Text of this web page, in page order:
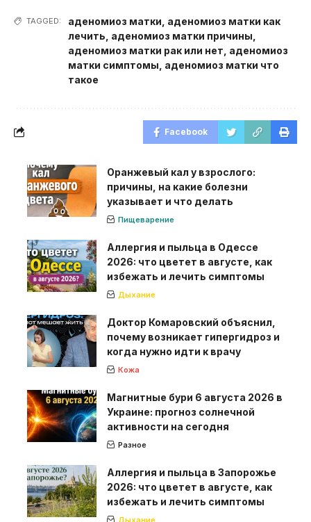
TAGGED: аденомиоз матки аденомиоз матки как
лечить аденомиоз матки причины
аденомиоз матки рак или нет аденомиоз
матки симптомы аденомиоз матки что
такое
Facebook
Оранжевый кал у взрослого:
причины, на какие болезни
указывает и что делать
Пищеварение
Аллергия и пыльца в Одессе
2026: что цветет в августе, как
избежать и лечить симптомы
Дыхание
Доктор Комаровский объяснил,
почему возникает гипергидроз и
когда нужно идти к врачу
Кожа
Магнитные бури 6 августа 2026 в
Украине: прогноз солнечной
активности на сегодня
Разное
Аллергия и пыльца в Запорожье
2026: что цветет в августе, как
избежать и лечить симптомы
Дыхание